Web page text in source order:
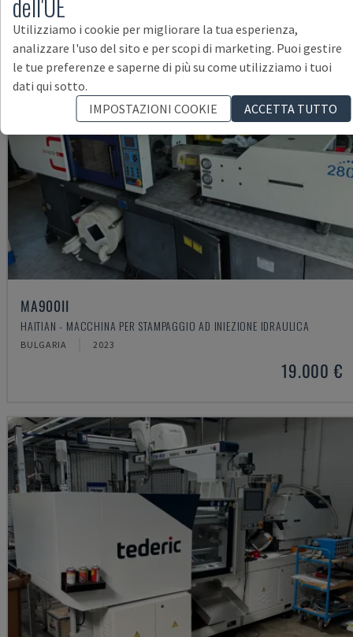
MA900ІІ
HAITIAN - MACCHINA PER STAMPAGGIO AD INIEZIONE IDRAULICA
BULGARIA 2023
19.000 €
Utilizziamo i cookie per migliorare la tua esperienza,
analizzare l'uso del sito e per scopi di marketing. Puoi gestire
le tue preferenze e saperne di più su come utilizziamo i tuoi
dati qui sotto.
IMPOSTAZIONI COOKIE
ACCETTA TUTTO